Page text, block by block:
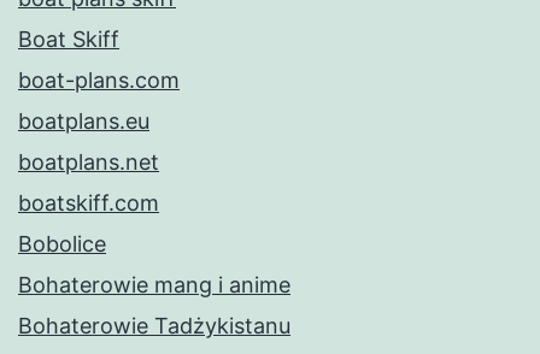
Boat Skiff
boat-plans.com
boatplans.eu
boatplans.net
boatskiff.com
Bobolice
Bohaterowie mang i anime
Bohaterowie Tadżykistanu